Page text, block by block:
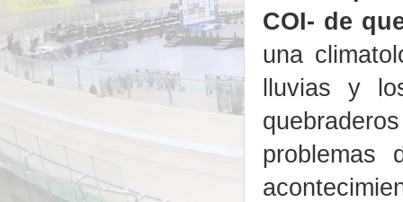
COI- de
una
lluvias y
problemas